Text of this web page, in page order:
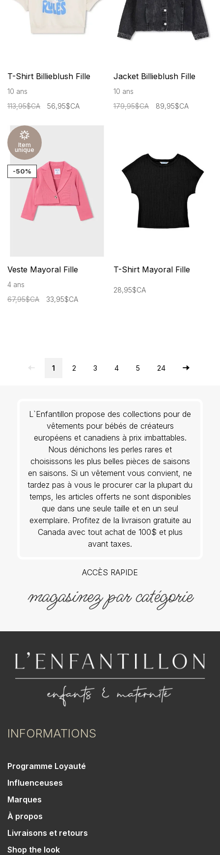
T-Shirt Billieblush Fille
10 ans
113,95$CA
56,95$CA
Jacket Billieblush Fille
10 ans
179,95$CA
89,95$CA
Item
unique
-50%
Veste Mayoral Fille
4 ans
67,95$CA
33,95$CA
T-Shirt Mayoral Fille
28,95$CA
1 2 3 4 5 24
L`Enfantillon propose des collections pour de
vêtements pour bébés de créateurs
européens et canadiens à prix imbattables.
Nous dénichons les perles rares et
choisissons les plus belles pièces de saisons
en saisons. Si un vêtement vous convient, ne
tardez pas à vous le procurer car la plupart du
temps, les articles offerts ne sont disponibles
que dans une seule taille et en un seul
exemplaire. Profitez de la livraison gratuite au
Canada avec tout achat de 100$ et plus
avant taxes.
ACCÈS RAPIDE
magasinez par catégorie
INFORMATIONS
Programme Loyauté
Influenceuses
Marques
À propos
Livraisons et retours
Shop the look